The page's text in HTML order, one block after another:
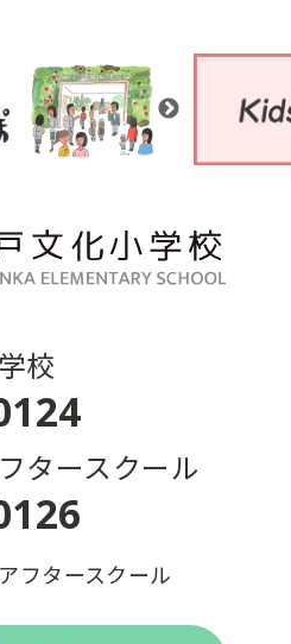
校
タースクール
アフタースクール